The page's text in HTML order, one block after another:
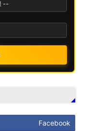
Facebook